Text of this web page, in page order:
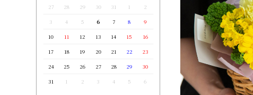
27
28 29 30 31 1
2
3
4 5 6 7 8
9
10
11 12 13 14 15
16
17
18 19 20 21 22
23
24
25 26 27 28 29
30
31
1 2 3 4 5 6